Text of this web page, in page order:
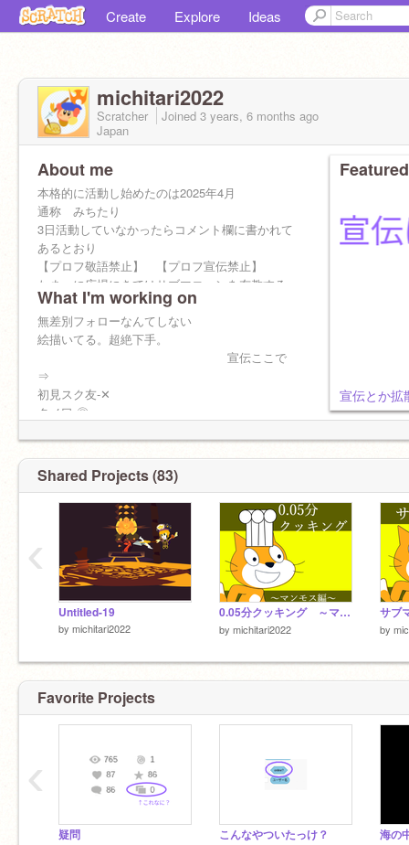
Create Explore Ideas
michitari2022
Scratcher Joined 3 years, 6 months ago
Japan
About me
本格的に活動し始めたのは2025年4月
通称 みちたり
3日活動していなかったらコメント欄に書かれて
あるとおり
【プロフ敬語禁止】 【プロフ宣伝禁止】
たまーに広場にきてはサブマコーンを布教する
人
みんなもサブマコーンをしよう。
50%フォロバ
200✔
300✔
400✔
600✔
700✔
800✔
What I'm working on
無差別フォローなんてしない
絵描いてる。超絶下手。
宣伝ここで
⇒
初見スク友-✕
タメ口-◎
スタ招待-◯
無差別フォロー、無差別招待-△
宣伝とか拡
Shared Projects (83)
Untitled-19
by michitari2022
0.05分クッキング ～マンモス編～
by michitari2022 by
‹
Favorite Projects
疑問 こんなやついたっけ？ 海の
‹